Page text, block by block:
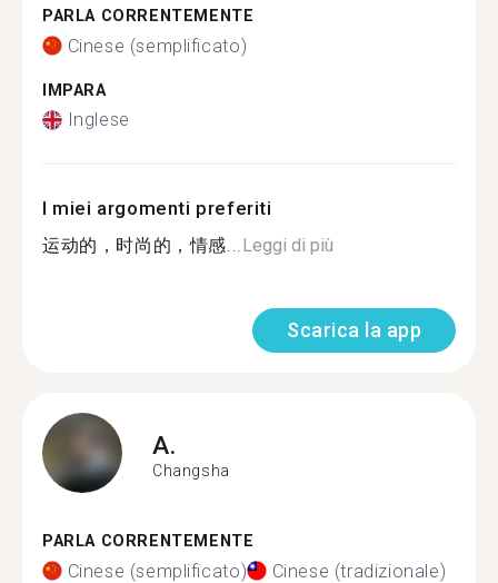
PARLA CORRENTEMENTE
Cinese (semplificato)
IMPARA
Inglese
I miei argomenti preferiti
运动的，时尚的，情感...Leggi di più
Scarica la app
A.
Changsha
PARLA CORRENTEMENTE
Cinese (semplificato) Cinese (tradizionale)